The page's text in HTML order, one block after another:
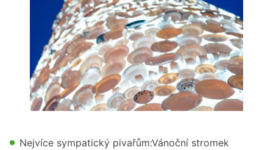
Nejvíce sympatický pivařům:Vánoční stromek